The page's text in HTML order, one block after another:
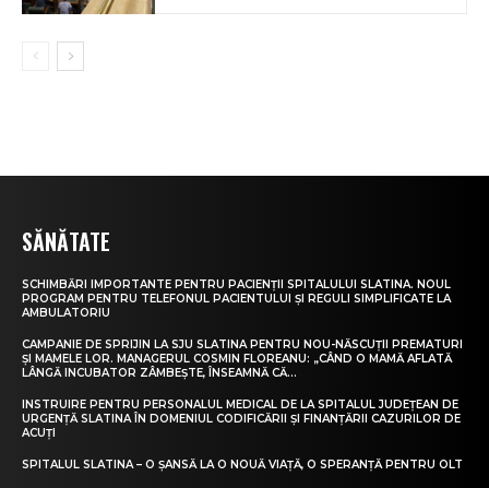
SĂNĂTATE
SCHIMBĂRI IMPORTANTE PENTRU PACIENȚII SPITALULUI SLATINA. NOUL
PROGRAM PENTRU TELEFONUL PACIENTULUI ȘI REGULI SIMPLIFICATE LA
AMBULATORIU
CAMPANIE DE SPRIJIN LA SJU SLATINA PENTRU NOU-NĂSCUȚII PREMATURI
ȘI MAMELE LOR. MANAGERUL COSMIN FLOREANU: „CÂND O MAMĂ AFLATĂ
LÂNGĂ INCUBATOR ZÂMBEȘTE, ÎNSEAMNĂ CĂ...
INSTRUIRE PENTRU PERSONALUL MEDICAL DE LA SPITALUL JUDEȚEAN DE
URGENȚĂ SLATINA ÎN DOMENIUL CODIFICĂRII ȘI FINANȚĂRII CAZURILOR DE
ACUȚI
SPITALUL SLATINA – O ȘANSĂ LA O NOUĂ VIAȚĂ, O SPERANȚĂ PENTRU OLT